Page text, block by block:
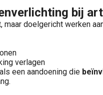
bij
doelgericht werken
verlagen
een aandoening die